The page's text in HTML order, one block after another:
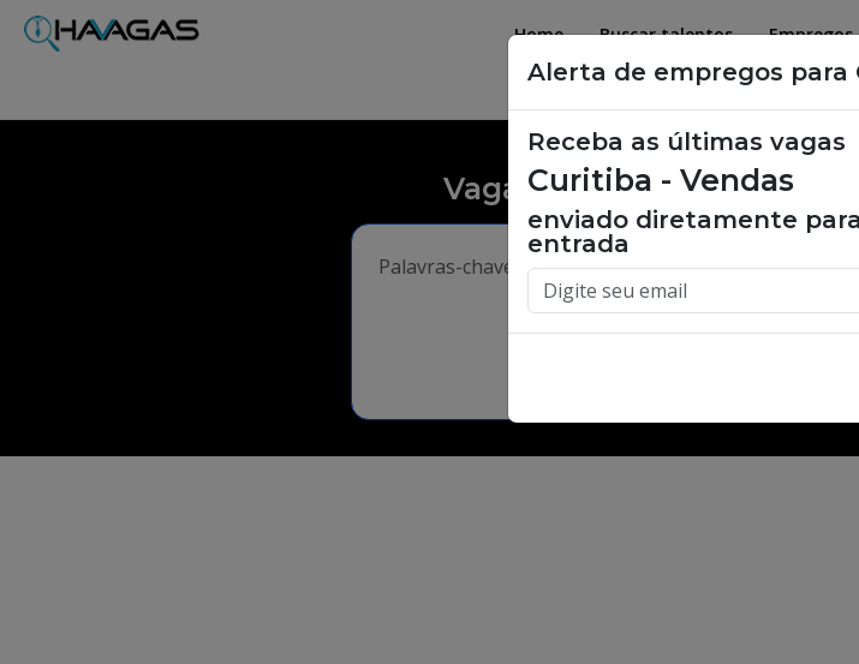
Home Buscar talentos Empregos
Vagas de emprego,
Alerta de empregos para
Receba as últimas vagas
Curitiba - Vendas
enviado diretamente
entrada